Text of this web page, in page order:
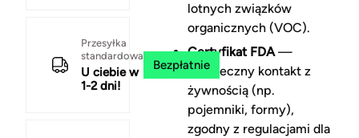
Przesyłka
standardowa
U ciebie w
1-2 dni!
Bezpłatnie
lotnych związków
organicznych (VOC).
Certyfikat FDA—
bezpieczny kontakt z
żywnością (np.
pojemniki, formy),
zgodny z regulacjami dla